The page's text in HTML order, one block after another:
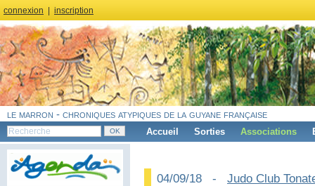
connexion inscription
le marron - chroniques atypiques de la guyane française
Accueil Sorties Associations
04/09/18 - Judo Club